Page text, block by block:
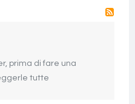
prima di fare una
tutte